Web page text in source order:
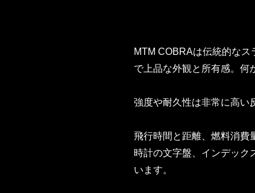
MTM COBRAは伝統的な
で上品な外観と所有感。何
強度や耐久性は非常に高い
飛行時間と距離、燃料消費
時計の文字盤、インデック
います。